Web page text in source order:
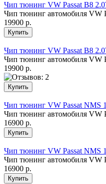
Чип тюнинг VW Passat B8
Чип тюнинг автомобиля VW
19900 р.
Чип тюнинг VW Passat B8
Чип тюнинг автомобиля VW
19900 р.
Чип тюнинг VW Passat NMS
Чип тюнинг автомобиля VW
16900 р.
Чип тюнинг VW Passat NMS
Чип тюнинг автомобиля VW
16900 р.